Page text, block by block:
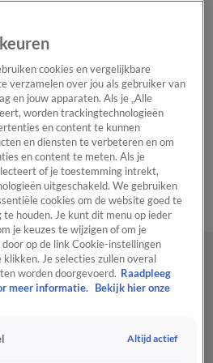
Het beste van Hart
Tip de
WeerTip de redactiePanelVideo's
cookies en vergelijkbare
verzamelen over jou als gebruiker van
en jouw apparaten. Als je „Alle
worden trackingtechnologieën
en content te kunnen
en diensten te verbeteren en om
en content te meten. Als je
of je toestemming intrekt,
uitgeschakeld. We gebruiken
cookies om de website goed te
houden. Je kunt dit menu op ieder
je keuzes te wijzigen of om je
op de link Cookie-instellingen
Je selecties zullen overal
worden doorgevoerd. Raadpleeg
meer informatie.
Bekijk hier onze
Altijd actief